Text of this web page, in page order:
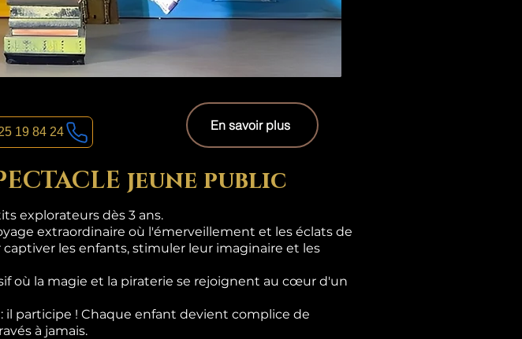
19 84 24 En savoir plus
jeune public
explorateurs dès 3 ans.
extraordinaire où l'émerveillement et les éclats de
les enfants, stimuler leur imaginaire et les
où la magie et la piraterie se rejoignent au cœur d'un
il participe ! Chaque enfant devient complice de
à jamais.